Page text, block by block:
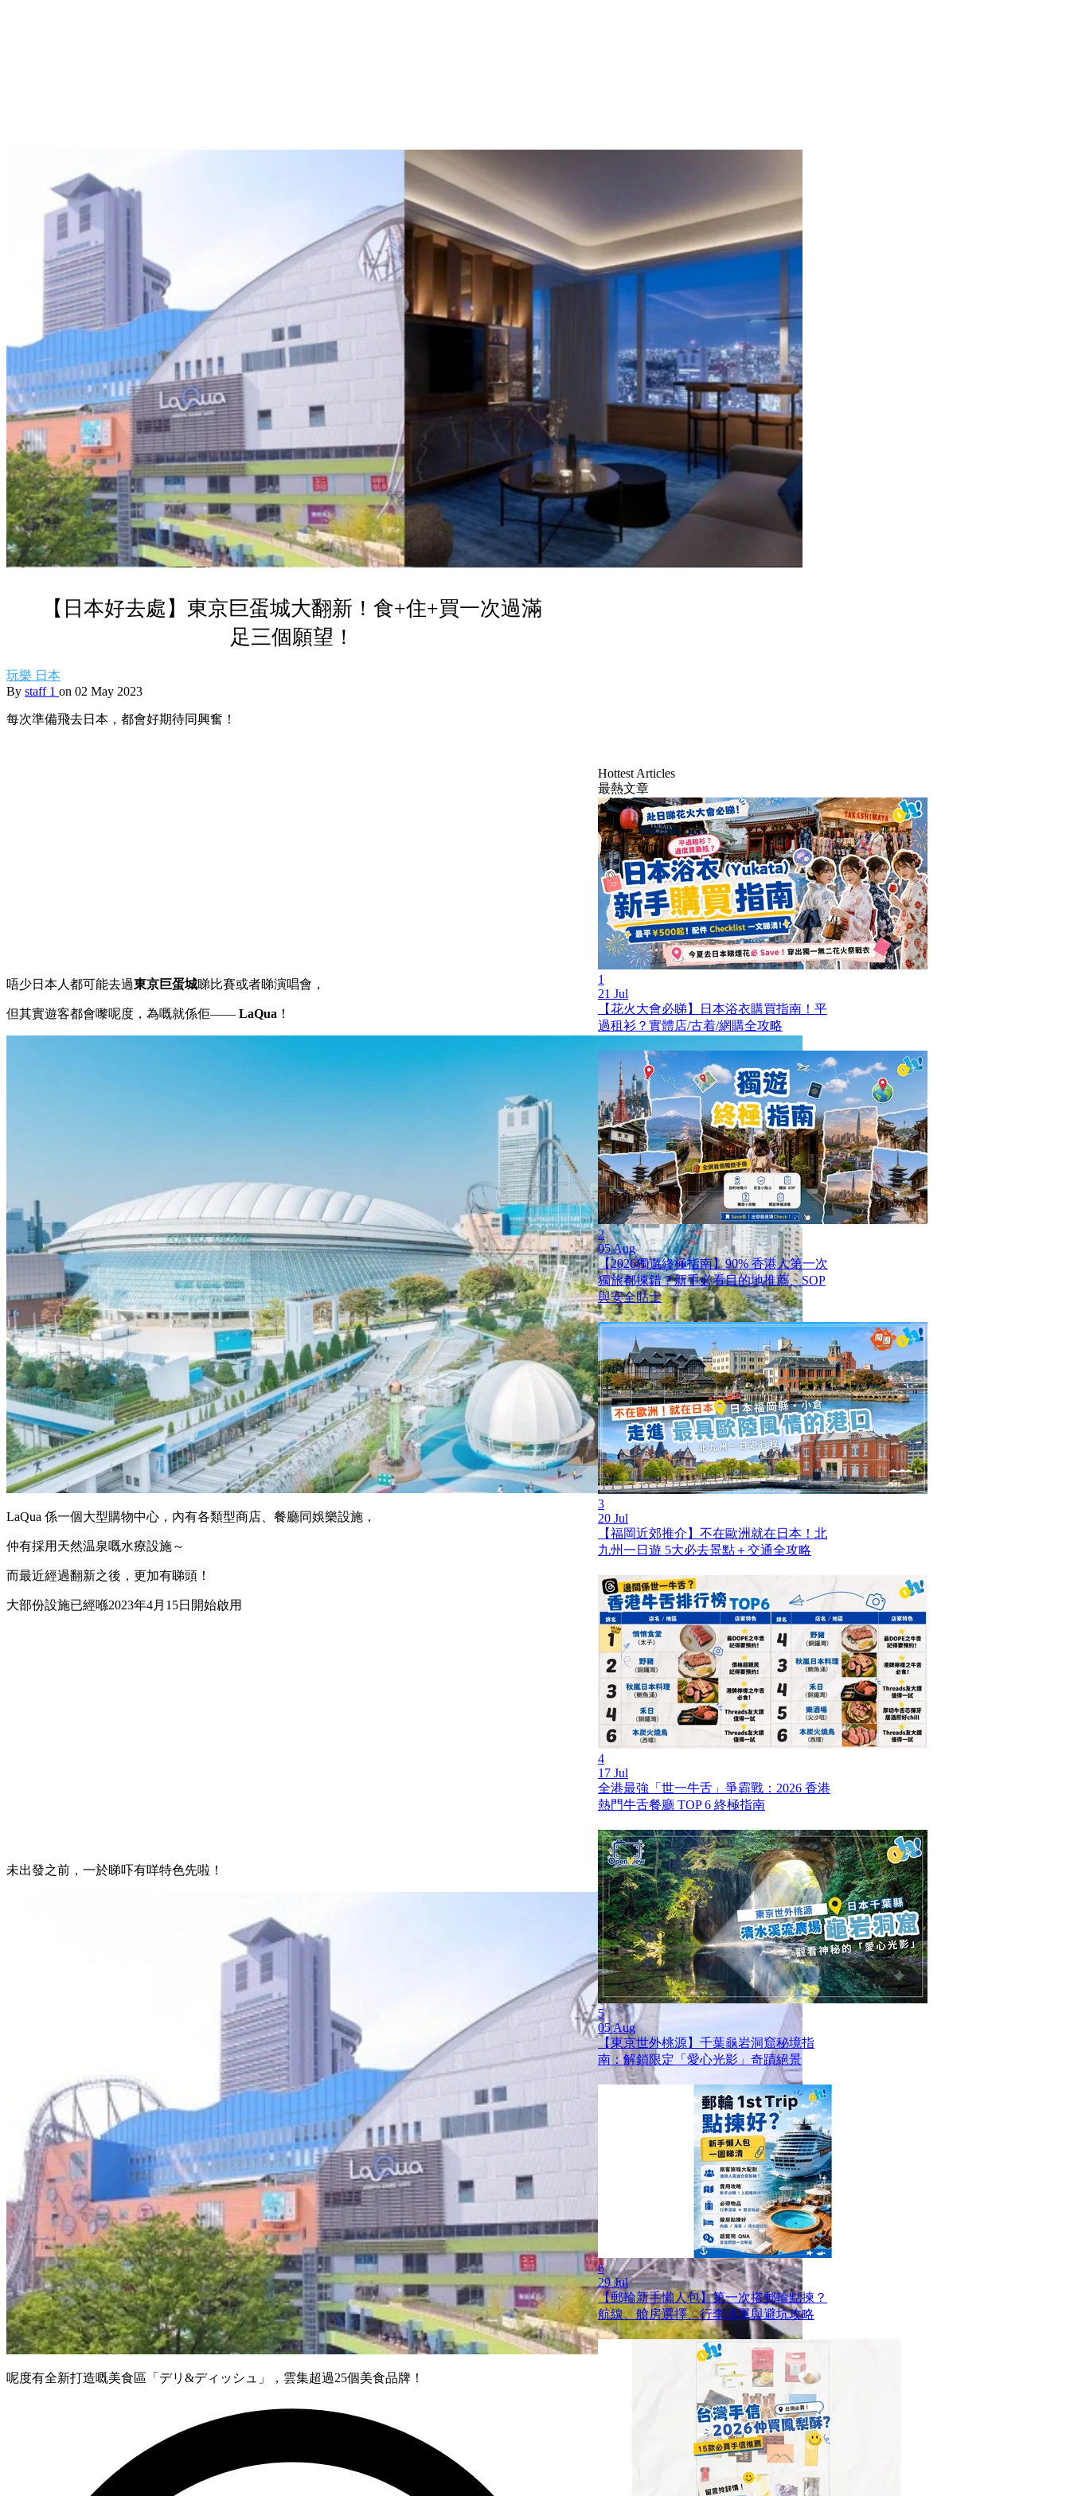
【日本好去處】東京巨蛋城大翻新！食+住+買一次過滿
足三個願望！
玩樂 日本
By staff 1 on 02 May 2023
每次準備飛去日本，都會好期待同興奮！
唔少日本人都可能去過東京巨蛋城睇比賽或者睇演唱會，
但其實遊客都會嚟呢度，為嘅就係佢—— LaQua ！
LaQua 係一個大型購物中心，內有各類型商店、餐廳同娛樂設施，
仲有採用天然温泉嘅水療設施～
而最近經過翻新之後，更加有睇頭！
大部份設施已經喺2023年4月15日開始啟用
未出發之前，一於睇吓有咩特色先啦！
呢度有全新打造嘅美食區「デリ&ディッシュ」，雲集超過25個美食品牌！
Hottest Articles
最熱文章
1
21 Jul
【花火大會必睇】日本浴衣購買指南！平
過租衫？實體店/古着/網購全攻略
2
05 Aug
【2026獨遊終極指南】90% 香港人第一次
獨旅都揀錯？新手必看目的地推薦、SOP
與安全貼士
3
20 Jul
【福岡近郊推介】不在歐洲就在日本！北
九州一日遊 5大必去景點＋交通全攻略
4
17 Jul
全港最強「世一牛舌」爭霸戰：2026 香港
熱門牛舌餐廳 TOP 6 終極指南
5
05 Aug
【東京世外桃源】千葉龜岩洞窟秘境指
南：解鎖限定「愛心光影」奇蹟絕景
6
29 Jul
【郵輪新手懶人包】第一次搭郵輪點揀？
航線、艙房選擇、行李清單與避坑攻略